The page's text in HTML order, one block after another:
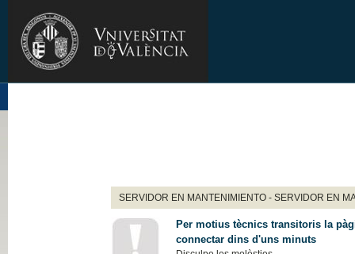
SERVIDOR EN MANTENIMIENTO - SERVIDOR EN
Per motius tècnics transitoris la
connectar dins d'uns minuts